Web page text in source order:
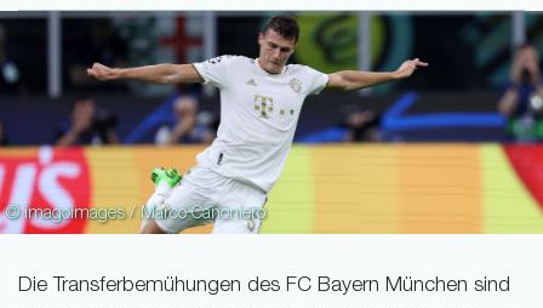
© imagoimages / Marco Canoniero
Die Transferbemühungen des FC Bayern München sind